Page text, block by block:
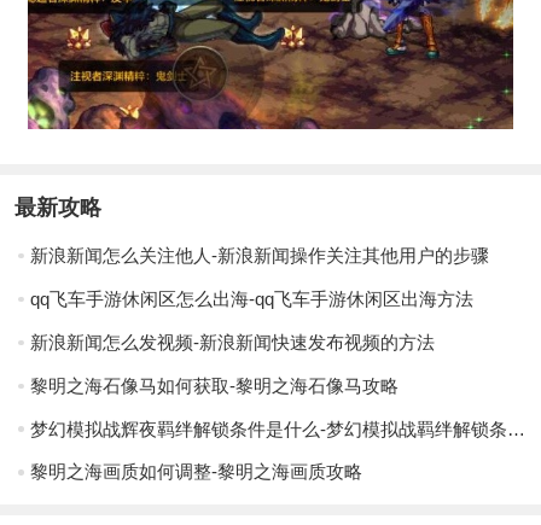
最新攻略
新浪新闻怎么关注他人-新浪新闻操作关注其他用户的步骤
qq飞车手游休闲区怎么出海-qq飞车手游休闲区出海方法
新浪新闻怎么发视频-新浪新闻快速发布视频的方法
黎明之海石像马如何获取-黎明之海石像马攻略
梦幻模拟战辉夜羁绊解锁条件是什么-梦幻模拟战羁绊解锁条件一览
黎明之海画质如何调整-黎明之海画质攻略